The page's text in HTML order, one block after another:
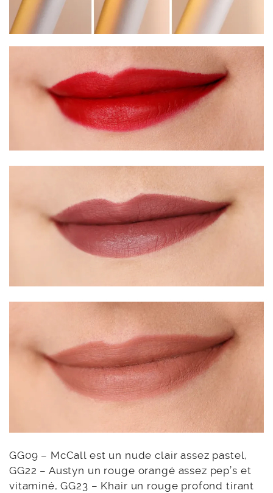
GG09 – McCall est un nude clair assez pastel,
GG22 – Austyn un rouge orangé assez pep’s et
vitaminé, GG23 – Khair un rouge profond tirant